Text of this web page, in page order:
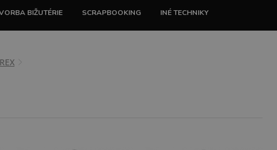
BIŽUTÉRIE SCRAPBOOKING INÉ TECHNIKY